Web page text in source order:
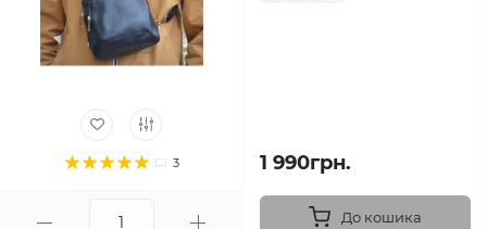
3 1 990грн.
До кошика